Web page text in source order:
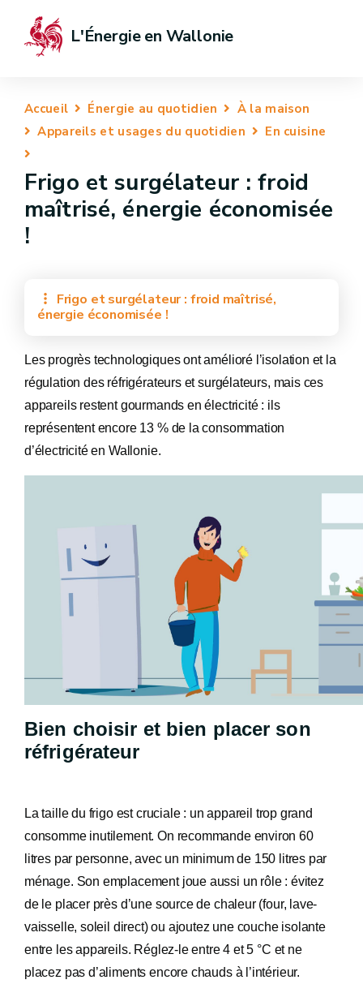
L'Énergie en Wallonie
Accueil Énergie au quotidien
À la maison
Appareils et usages du quotidien
En cuisine
Frigo et surgélateur : froid
maîtrisé, énergie économisée
!
Frigo et surgélateur : froid maîtrisé,
énergie économisée !
Les progrès technologiques ont amélioré l’isolation et la
régulation des réfrigérateurs et surgélateurs, mais ces
appareils restent gourmands en électricité : ils
représentent encore 13 % de la consommation
d’électricité en Wallonie.
Bien choisir et bien placer son
réfrigérateur
La taille du frigo est cruciale : un appareil trop grand
consomme inutilement. On recommande environ 60
litres par personne, avec un minimum de 150 litres par
ménage. Son emplacement joue aussi un rôle : évitez
de le placer près d’une source de chaleur (four, lave-
vaisselle, soleil direct) ou ajoutez une couche isolante
entre les appareils. Réglez-le entre 4 et 5 °C et ne
placez pas d’aliments encore chauds à l’intérieur.